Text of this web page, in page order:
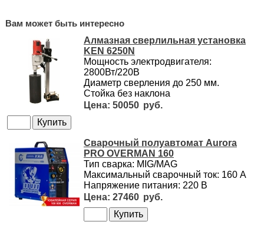
Вам может быть интересно
Алмазная сверлильная установка
KEN 6250N
Мощность электродвигателя:
2800Вт/220В
Диаметр сверления до 250 мм.
Стойка без наклона
50050
Сварочный полуавтомат Aurora
PRO OVERMAN 160
Тип сварка: MIG/MAG
Максимальный сварочный ток: 160 А
Напряжение питания: 220 В
27460